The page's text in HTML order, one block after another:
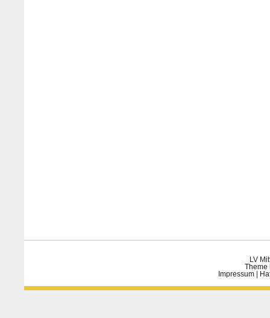
LV
Theme
Impressum